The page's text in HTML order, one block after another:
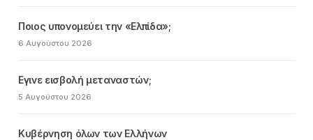
Ποιος υπονομεύει την «Ελπίδα»;
6 Αυγούστου 2026
Εγινε εισβολή μεταναστών;
5 Αυγούστου 2026
Κυβέρνηση όλων των Ελλήνων